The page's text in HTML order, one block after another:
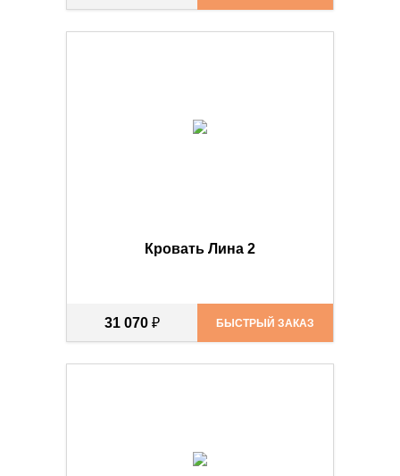
Кровать Лина 2
31 070 ₽ БЫСТРЫЙ ЗАКАЗ